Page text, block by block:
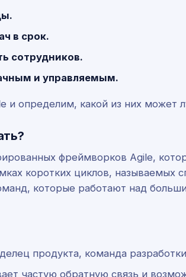
в срок.
сотрудников.
и управляемым.
определим, какой из них может
фреймворков Agile,
коротких циклов,
которые работают над
продукта, команда
частую обратную связь и